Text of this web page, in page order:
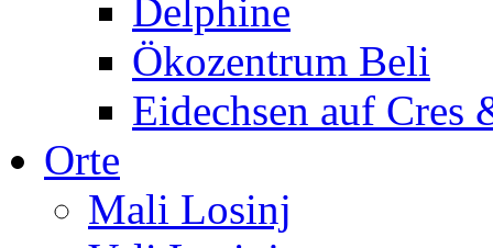
Delphine
Ökozentrum Beli
Eidechsen auf Cres
Orte
Mali Losinj